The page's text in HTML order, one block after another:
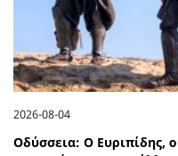
2026-08-04
Οδύσσεια: Ο Ευριπίδης,